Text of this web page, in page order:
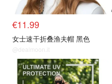
€11.99
女士速干折叠渔夫帽 黑色
@dealmoon.it